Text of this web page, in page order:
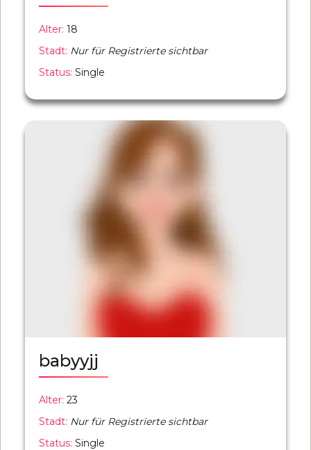
Alter: 18
Stadt: Nur für Registrierte sichtbar
Status: Single
babyyjj
Alter: 23
Stadt: Nur für Registrierte sichtbar
Status: Single